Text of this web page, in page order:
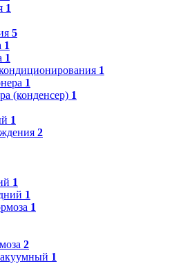
1
5
1
1
1
1
(конденсер) 1
1
2
1
1
1
2
1